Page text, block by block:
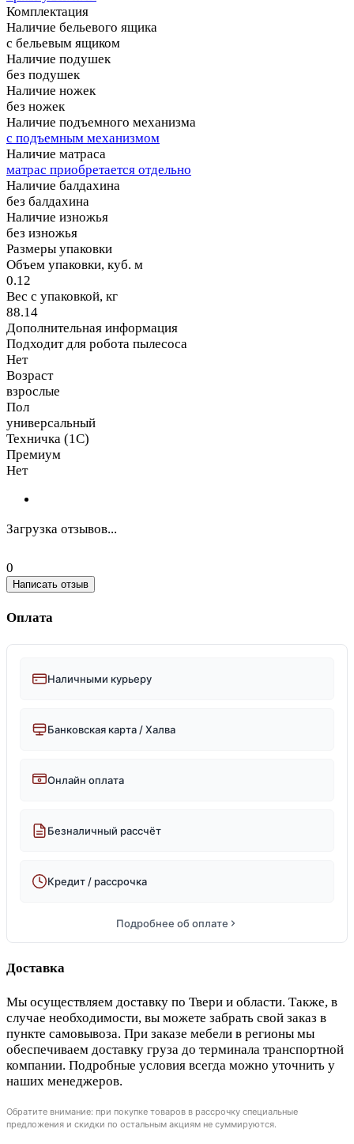
Комплектация
Наличие бельевого ящика
с бельевым ящиком
Наличие подушек
без подушек
Наличие ножек
без ножек
Наличие подъемного механизма
с подъемным механизмом
Наличие матраса
матрас приобретается отдельно
Наличие балдахина
без балдахина
Наличие изножья
без изножья
Размеры упаковки
Объем упаковки, куб. м
0.12
Вес с упаковкой, кг
88.14
Дополнительная информация
Подходит для робота пылесоса
Нет
Возраст
взрослые
Пол
универсальный
Техничка (1С)
Премиум
Нет
Загрузка отзывов...
0
Написать отзыв
Оплата
Наличными курьеру
Банковская карта / Халва
Онлайн оплата
Безналичный рассчёт
Кредит / рассрочка
Подробнее об оплате
Доставка
Мы осуществляем доставку по Твери и области. Также, в
случае необходимости, вы можете забрать свой заказ в
пункте самовывоза. При заказе мебели в регионы мы
обеспечиваем доставку груза до терминала транспортной
компании. Подробные условия всегда можно уточнить у
наших менеджеров.
Обратите внимание: при покупке товаров в рассрочку специальные
предложения и скидки по остальным акциям не суммируются.